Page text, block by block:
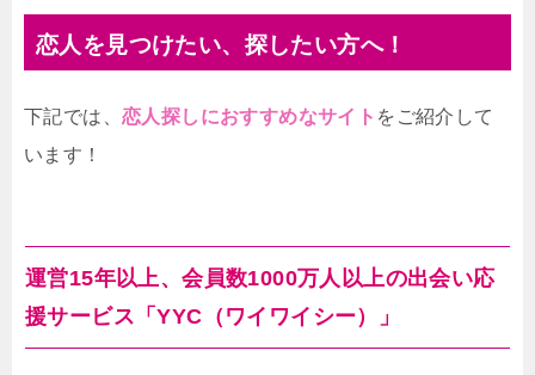
恋人を見つけたい、探したい方へ！
下記では、 恋人探しにおすすめなサイト をご紹介して
います！
運営15年以上、会員数1000万人以上の出会い応
援サービス「YYC（ワイワイシー）」